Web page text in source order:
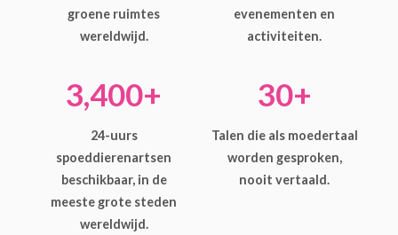
groene ruimtes
wereldwijd.
evenementen en
activiteiten.
3,400+
24-uurs
spoeddierenartsen
beschikbaar, in de
meeste grote steden
wereldwijd.
30+
Talen die als moedertaal
worden gesproken,
nooit vertaald.